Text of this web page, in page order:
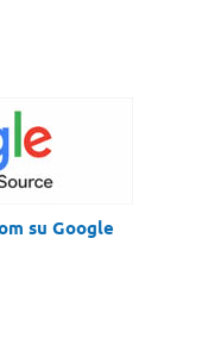
su Google